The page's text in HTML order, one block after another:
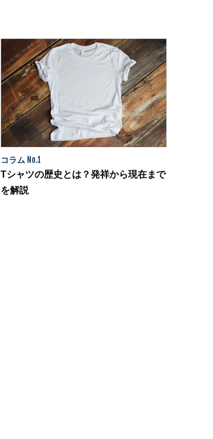
コラム No.1
Tシャツの歴史とは？発祥から現在まで
を解説